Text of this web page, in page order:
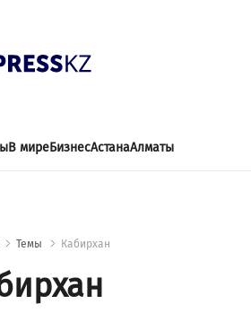
В миреБизнесАстанаАлматы
Темы Кабирхан